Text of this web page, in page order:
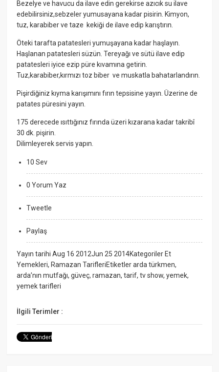
Bezelye ve havucu da ilave edin gerekirse azıcık su ilave
edebilirsiniz,sebzeler yumusayana kadar pisirin. Kimyon,
tuz, karabiber ve taze kekiği de ilave edip karıştırın.
Öteki tarafta patatesleri yumuşayana kadar haşlayın.
Haşlanan patatesleri süzün. Tereyağı ve sütü ilave edip
patatesleri iyice ezip püre kıvamına getirin.
Tuz,karabiber,kırmızı toz biber ve muskatla bahatarlandırın.
Pişirdiğiniz kıyma karışımını fırın tepsisine yayın. Üzerine de
patates püresini yayın.
175 derecede ısıttığınız fırında üzeri kızarana kadar takribî
30 dk. pişirin.
Dilimleyerek servis yapın.
10 Sev
0 Yorum Yaz
Tweetle
Paylaş
Yayın tarihi Aug 16 2012Jun 25 2014Kategoriler Et
Yemekleri, Ramazan TarifleriEtiketler arda türkmen,
arda’nın mutfağı, güveç, ramazan, tarif, tv show, yemek,
yemek tarifleri
İlgili Terimler :